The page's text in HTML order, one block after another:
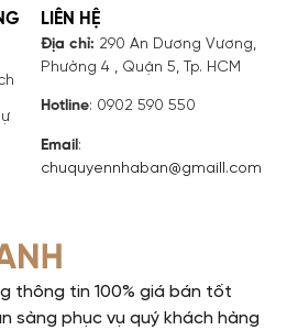
thông tin 100% giá bán tốt
sàng phục vụ quý khách hàng
LIÊN HỆ
Địa chỉ: 290 An Dương Vương,
Phường 4 , Quận 5, Tp. HCM
Hotline: 0902 590 550
Email :
chuquyennhaban@gmaill.com